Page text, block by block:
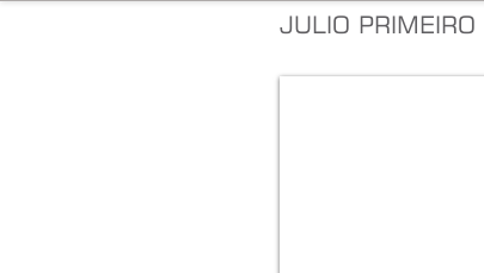
JULIO PRIMEIRO